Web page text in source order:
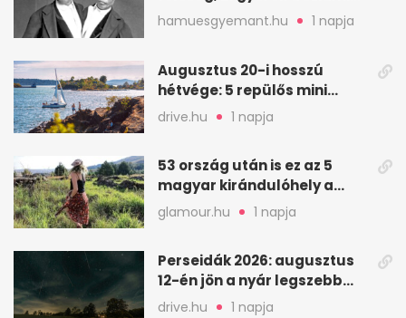
ikrek életében
hamuesgyemant.hu 1 napja
Augusztus 20-i hosszú
hétvége: 5 repülős mini
nyaralás 0 szabadsággal
drive.hu 1 napja
53 ország után is ez az 5
magyar kirándulóhely a
kedvencem
glamour.hu 1 napja
Perseidák 2026: augusztus
12-én jön a nyár legszebb
csillaghullása
drive.hu 1 napja